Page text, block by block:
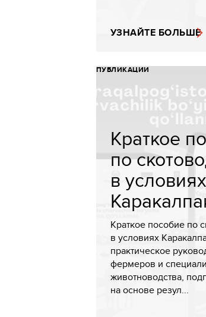
УЗНАЙТЕ БОЛЬШЕ
ПУБЛИКАЦИИ
Краткое
по
в условиях
Краткое пособие по
в условиях
практическое
фермеров и
животноводства,
на основе резул...